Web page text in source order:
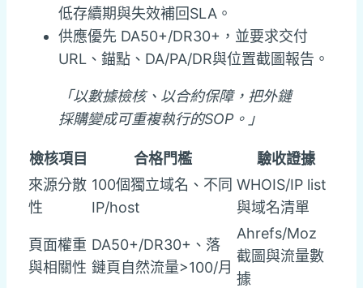
低存續期與失效補回SLA。
供應優先 DA50+/DR30+，並要求交付
URL、錨點、DA/PA/DR與位置截圖報告。
「以數據檢核、以合約保障，把外鏈
採購變成可重複執行的SOP。」
檢核項目 合格門檻
驗收證據
來源分散
性
100個獨立域名、不同
IP/host
WHOIS/IP list
與域名清單
頁面權重
與相關性
DA50+/DR30+、落
鏈頁自然流量>100/月
Ahrefs/Moz
截圖與流量數
據